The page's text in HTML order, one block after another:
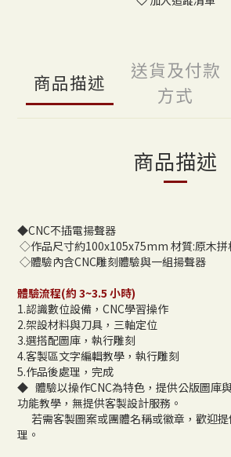
商品描述
送貨及付款
方式
商品描述
◆CNC不插電揚聲器
◇作品尺寸約100x105x75mm 材質:原木拼
◇體驗內含CNC雕刻體驗與一組揚聲器
體驗流程(約 3~3.5 小時)
1.認識數位設備，CNC學習操作
2.架設材料與刀具，三軸定位
3.選搭配圖庫，執行雕刻
4.客製區文字編輯教學，執行雕刻
5.作品後處理，完成
◆ 體驗以操作CNC為特色，提供公版圖庫
功能教學，無提供客製設計服務。
若需客製圖案或團體名稱或徽章，歡迎提
理。